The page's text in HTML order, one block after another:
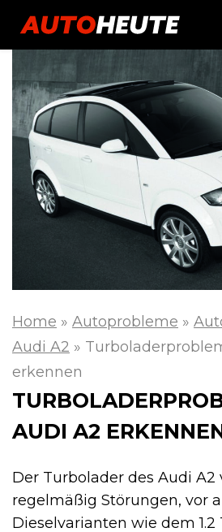
Home » Autoprobleme »
Audi A2 »
erkennen
AUDI A2
Der Turbolader des Audi A2
regelmäßig Störungen, vor
Dieselvarianten wie dem 1.2